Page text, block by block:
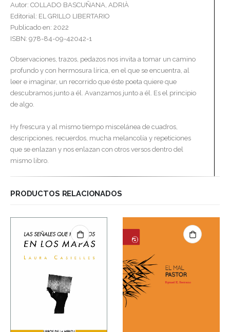
Autor: COLLADO BASCUÑANA, ADRIÀ
Editorial: EL GRILLO LIBERTARIO
Publicado en: 2022
ISBN: 978-84-09-42042-1
Observaciones, trazos, pedazos nos invita a tomar un camino
profundo y con hermosura lírica, en el que se encuentra, al
leer e imaginar, un recorrido que éste poeta quiere que
descubramos junto a él. Avanzamos junto a él. Es el principio
de algo.
Hy frescura y al mismo tiempo miscelánea de cuadros,
descripciones, recuerdos, mucha melancolía y repeticiones
que se enlazan y nos enlazan con otros versos dentro del
mismo libro.
PRODUCTOS RELACIONADOS